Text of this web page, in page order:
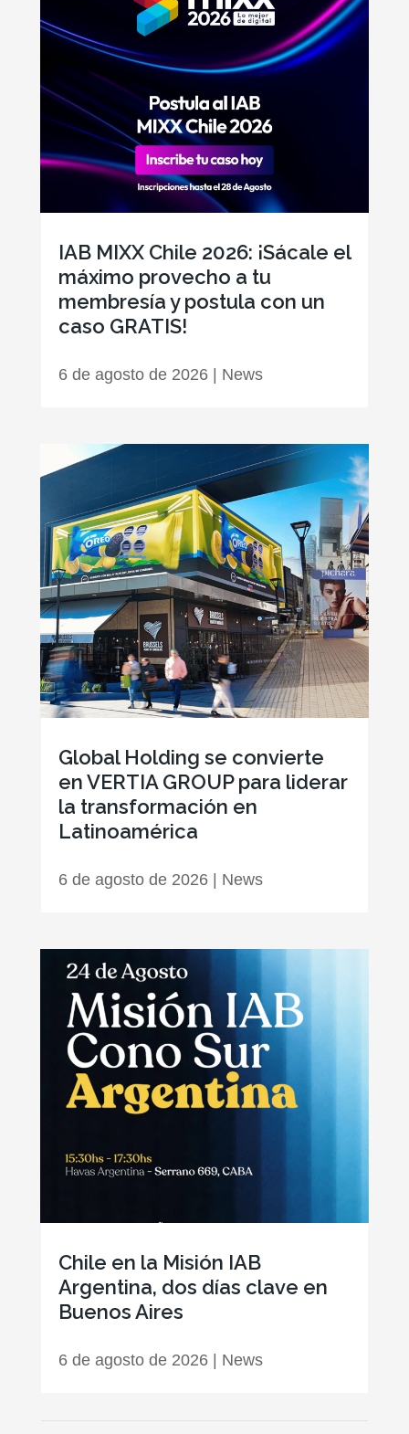
IAB MIXX Chile 2026: ¡Sácale el
máximo provecho a tu
membresía y postula con un
caso GRATIS!
6 de agosto de 2026| News
Global Holding se convierte
en VERTIA GROUP para liderar
la transformación en
Latinoamérica
6 de agosto de 2026| News
Chile en la Misión IAB
Argentina, dos días clave en
Buenos Aires
6 de agosto de 2026| News